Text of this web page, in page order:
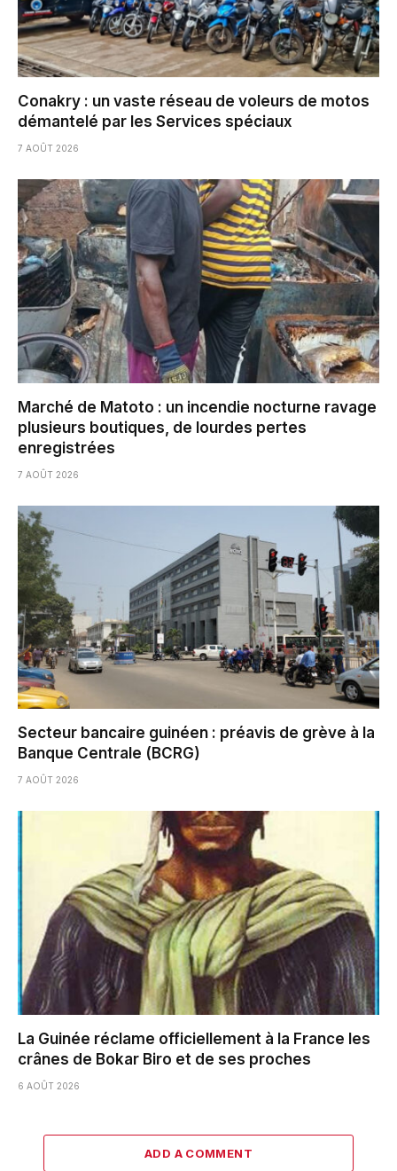
Conakry : un vaste réseau de voleurs de motos
démantelé par les Services spéciaux
7 AOÛT 2026
Marché de Matoto : un incendie nocturne ravage
plusieurs boutiques, de lourdes pertes
enregistrées
7 AOÛT 2026
Secteur bancaire guinéen : préavis de grève à la
Banque Centrale (BCRG)
7 AOÛT 2026
La Guinée réclame officiellement à la France les
crânes de Bokar Biro et de ses proches
6 AOÛT 2026
ADD A COMMENT